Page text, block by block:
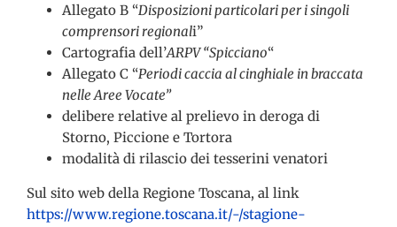
Allegato B “Disposizioni particolari per i singoli
comprensori regionali”
Cartografia dell’ARPV “Spicciano“
Allegato C “Periodi caccia al cinghiale in braccata
nelle Aree Vocate”
delibere relative al prelievo in deroga di
Storno, Piccione e Tortora
modalità di rilascio dei tesserini venatori
Sul sito web della Regione Toscana, al link
https://www.regione.toscana.it/-/stagione-